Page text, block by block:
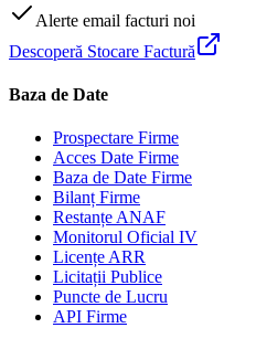
Alerte email facturi noi
Descoperă Stocare Factură
Baza de Date
Prospectare Firme
Acces Date Firme
Baza de Date Firme
Bilanț Firme
Restanțe ANAF
Monitorul Oficial IV
Licențe ARR
Licitații Publice
Puncte de Lucru
API Firme